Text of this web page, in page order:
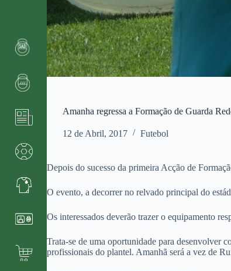
Amanha regressa a Formação de Guarda
12 de Abril, 2017 Futebol
Depois do sucesso da primeira Acção de
O evento, a decorrer no relvado principal do
Os interessados deverão trazer o equipamento
Trata-se de uma oportunidade para desenvolver
profissionais do plantel. Amanhã será a vez de